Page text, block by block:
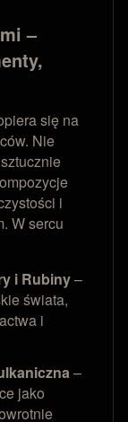
–
się na
Nie
i
W sercu
i Rubiny–
świata,
i
–
jako